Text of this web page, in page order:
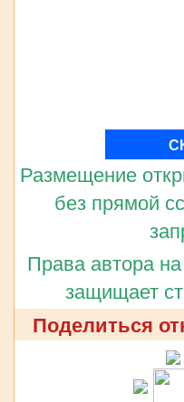
Размещение
без прямой
Права автора
защищает
Поделиться